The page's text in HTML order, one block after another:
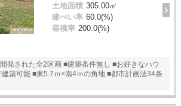
土地面積 305.00㎡
建ぺい率 60.0(%)
容積率 200.0(%)
発された全2区画 ■建築条件無し ■お好きなハウ
築可能 ■東5.7ｍ×南4ｍの角地 ■都市計画法34条